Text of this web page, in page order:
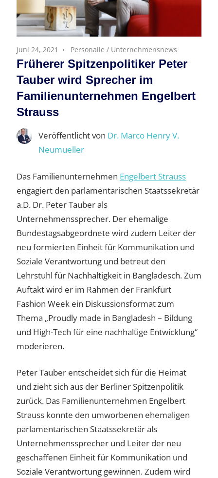
Juni 24, 2021 Personalie / Unternehmensnews
Früherer Spitzenpolitiker Peter
Tauber wird Sprecher im
Familienunternehmen Engelbert
Strauss
Veröffentlicht von Dr. Marco Henry V.
Neumueller
Das Familienunternehmen Engelbert Strauss
engagiert den parlamentarischen Staatssekretär
a.D. Dr. Peter Tauber als
Unternehmenssprecher. Der ehemalige
Bundestagsabgeordnete wird zudem Leiter der
neu formierten Einheit für Kommunikation und
Soziale Verantwortung und betreut den
Lehrstuhl für Nachhaltigkeit in Bangladesch. Zum
Auftakt wird er im Rahmen der Frankfurt
Fashion Week ein Diskussionsformat zum
Thema „Proudly made in Bangladesh – Bildung
und High-Tech für eine nachhaltige Entwicklung“
moderieren.
Peter Tauber entscheidet sich für die Heimat
und zieht sich aus der Berliner Spitzenpolitik
zurück. Das Familienunternehmen Engelbert
Strauss konnte den umworbenen ehemaligen
parlamentarischen Staatssekretär als
Unternehmenssprecher und Leiter der neu
geschaffenen Einheit für Kommunikation und
Soziale Verantwortung gewinnen. Zudem wird